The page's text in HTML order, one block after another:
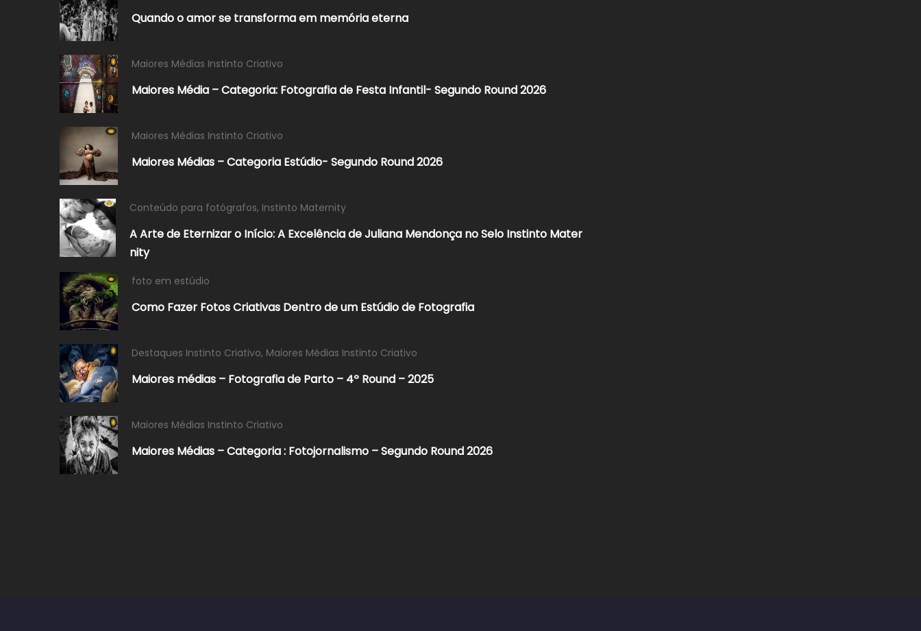
Quando o amor se transforma em memória eterna
Maiores Médias Instinto Criativo
Maiores Média – Categoria: Fotografia de Festa Infantil- Segundo Round 2026​
Maiores Médias Instinto Criativo
Maiores Médias – Categoria Estúdio- Segundo Round 2026
Conteúdo para fotógrafos, Instinto Maternity
A Arte de Eternizar o Início: A Excelência de Juliana Mendonça no Selo Instinto Mater
nity
foto em estúdio
Como Fazer Fotos Criativas Dentro de um Estúdio de Fotografia
Destaques Instinto Criativo, Maiores Médias Instinto Criativo
Maiores médias – Fotografia de Parto – 4º Round – 2025
Maiores Médias Instinto Criativo
Maiores Médias – Categoria : Fotojornalismo – Segundo Round 2026